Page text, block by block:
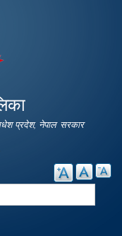
प्रदेश, नेपाल सरकार